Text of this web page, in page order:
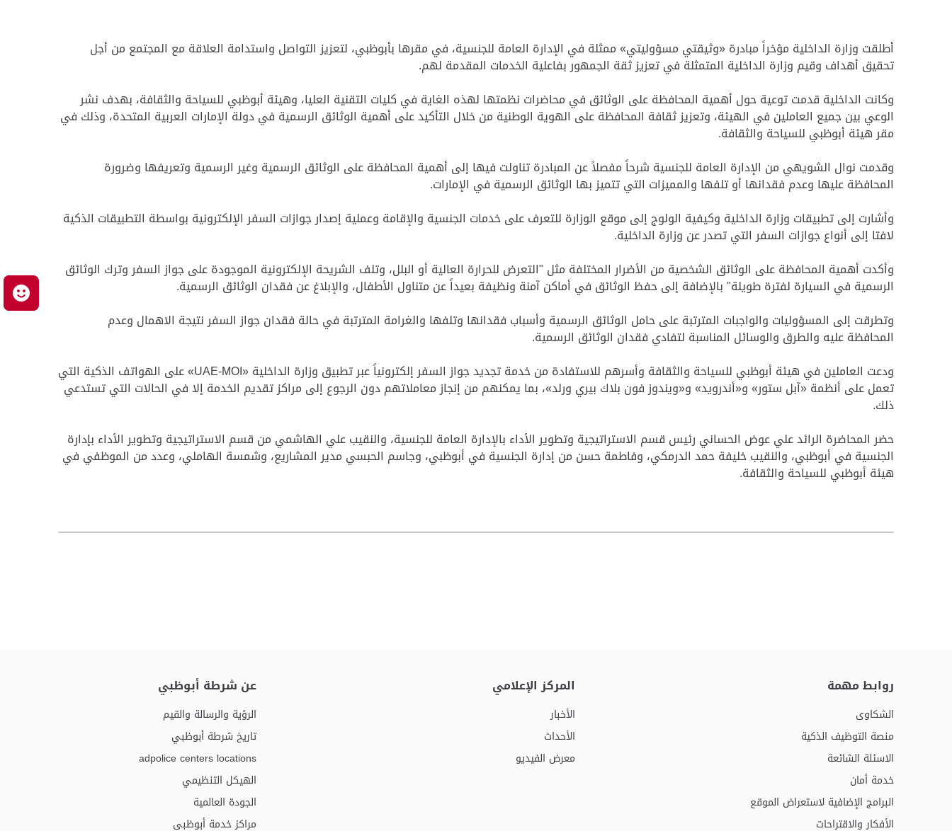
أطلقت وزارة الداخلية مؤخراً مبادرة «وثيقتي مسؤوليتي» ممثلة في الإدارة العامة للجنسية، في مقرها بأبوظبي، لتعزيز التواصل واستدامة العلاقة مع المجتمع من أجل
تحقيق أهداف وقيم وزارة الداخلية المتمثلة في تعزيز ثقة الجمهور بفاعلية الخدمات المقدمة لهم.
وكانت الداخلية قدمت توعية حول أهمية المحافظة على الوثائق في محاضرات نظمتها لهذه الغاية في كليات التقنية العليا، وهيئة أبوظبي للسياحة والثقافة، بهدف نشر
الوعي بين جميع العاملين في الهيئة، وتعزيز ثقافة المحافظة على الهوية الوطنية من خلال التأكيد على أهمية الوثائق الرسمية في دولة الإمارات العربية المتحدة، وذلك في
مقر هيئة أبوظبي للسياحة والثقافة.
وقدمت نوال الشويهي من الإدارة العامة للجنسية شرحاً مفصلاً عن المبادرة تناولت فيها إلى أهمية المحافظة على الوثائق الرسمية وغير الرسمية وتعريفها وضرورة
المحافظة عليها وعدم فقدانها أو تلفها والمميزات التي تتميز بها الوثائق الرسمية في الإمارات.
وأشارت إلى تطبيقات وزارة الداخلية وكيفية الولوج إلى موقع الوزارة للتعرف على خدمات الجنسية والإقامة وعملية إصدار جوازات السفر الإلكترونية بواسطة التطبيقات الذكية
لافتا إلى أنواع جوازات السفر التي تصدر عن وزارة الداخلية.
وأكدت أهمية المحافظة على الوثائق الشخصية من الأضرار المختلفة مثل "التعرض للحرارة العالية أو البلل، وتلف الشريحة الإلكترونية الموجودة على جواز السفر وترك الوثائق
الرسمية في السيارة لفترة طويلة" بالإضافة إلى حفظ الوثائق في أماكن آمنة ونظيفة بعيداً عن متناول الأطفال، والإبلاغ عن فقدان الوثائق الرسمية.
وتطرقت إلى المسؤوليات والواجبات المترتبة على حامل الوثائق الرسمية وأسباب فقدانها وتلفها والغرامة المترتبة في حالة فقدان جواز السفر نتيجة الاهمال وعدم
المحافظة عليه والطرق والوسائل المناسبة لتفادي فقدان الوثائق الرسمية.
ودعت العاملين في هيئة أبوظبي للسياحة والثقافة وأسرهم للاستفادة من خدمة تجديد جواز السفر إلكترونياً عبر تطبيق وزارة الداخلية «UAE-MOI» على الهواتف الذكية التي
تعمل على أنظمة «آبل ستور» و«أندرويد» و«ويندوز فون بلاك بيري ورلد»، بما يمكنهم من إنجاز معاملاتهم دون الرجوع إلى مراكز تقديم الخدمة إلا في الحالات التي تستدعي
ذلك.
حضر المحاضرة الرائد علي عوض الحساني رئيس قسم الاستراتيجية وتطوير الأداء بالإدارة العامة للجنسية، والنقيب علي الهاشمي من قسم الاستراتيجية وتطوير الأداء بإدارة
الجنسية في أبوظبي، والنقيب خليفة حمد الدرمكي، وفاطمة حسن من إدارة الجنسية في أبوظبي، وجاسم الحبسي مدير المشاريع، وشمسة الهاملي، وعدد من الموظفي في
هيئة أبوظبي للسياحة والثقافة.
روابط مهمة
الشكاوى
منصة التوظيف الذكية
الاسئلة الشائعة
خدمة أمان
البرامج الإضافية لاستعراض الموقع
الأفكار والاقتراحات
المركز الإعلامي
الأخبار
الأحداث
معرض الفيديو
عن شرطة أبوظبي
الرؤية والرسالة والقيم
تاريخ شرطة أبوظبي
adpolice centers locations
الهيكل التنظيمي
الجودة العالمية
مراكز خدمة أبوظبى